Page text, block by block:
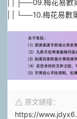
| | ├──09.梅花易數
| | └──10.梅花易數
原文鏈接：
https://